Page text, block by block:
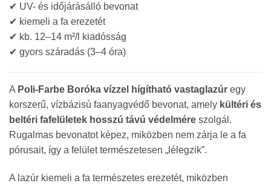
✔ UV- és időjárásálló bevonat
✔ kiemeli a fa erezetét
✔ kb. 12–14 m²/l kiadósság
✔ gyors száradás (3–4 óra)
A Poli-Farbe Boróka vízzel hígítható vastaglazúr egy
korszerű, vízbázisú faanyagvédő bevonat, amely kültéri és
beltéri fafelületek hosszú távú védelmére szolgál.
Rugalmas bevonatot képez, miközben nem zárja le a fa
pórusait, így a felület természetesen „lélegzik”.
A lazúr kiemeli a fa természetes erezetét, miközben